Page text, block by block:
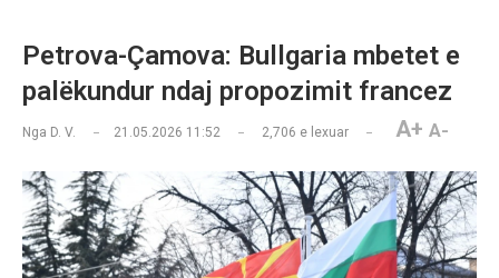
Petrova-Çamova: Bullgaria mbetet e
palëkundur ndaj propozimit francez
Nga D. V. 21.05.2026 11:52 2,706 e lexuar A+ A-